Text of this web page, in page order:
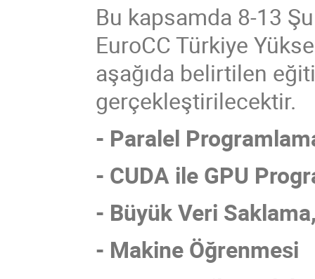
Bu kapsamda 8-13
EuroCC Türkiye
aşağıda belirtilen
gerçekleştirilecektir.
- Paralel
- CUDA ile GPU
- Büyük Veri
- Makine Öğrenmesi